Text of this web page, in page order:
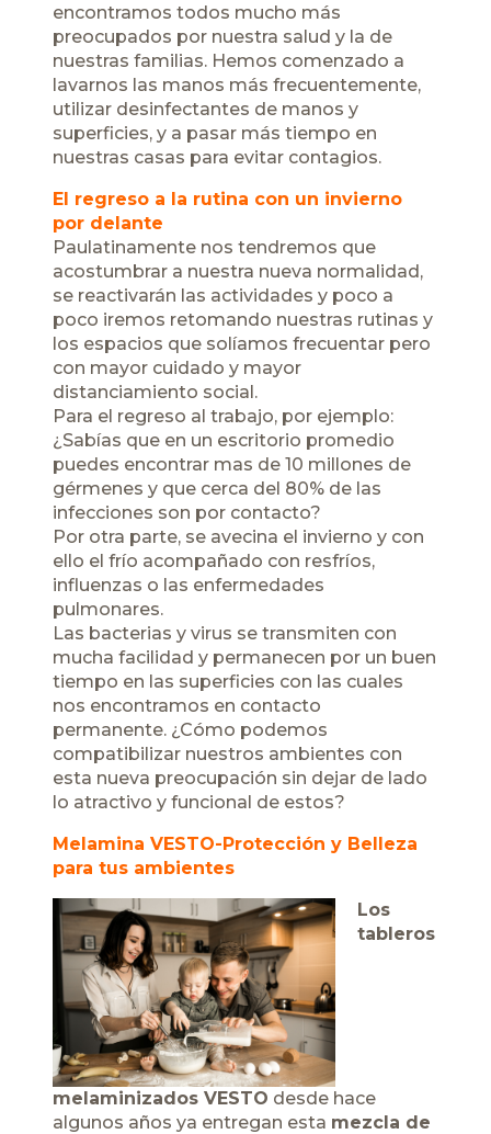
encontramos todos mucho más
preocupados por nuestra salud y la de
nuestras familias. Hemos comenzado a
lavarnos las manos más frecuentemente,
utilizar desinfectantes de manos y
superficies, y a pasar más tiempo en
nuestras casas para evitar contagios.
El regreso a la rutina con un invierno
por delante
Paulatinamente nos tendremos que
acostumbrar a nuestra nueva normalidad,
se reactivarán las actividades y poco a
poco iremos retomando nuestras rutinas y
los espacios que solíamos frecuentar pero
con mayor cuidado y mayor
distanciamiento social.
Para el regreso al trabajo, por ejemplo:
¿Sabías que en un escritorio promedio
puedes encontrar mas de 10 millones de
gérmenes y que cerca del 80% de las
infecciones son por contacto?
Por otra parte, se avecina el invierno y con
ello el frío acompañado con resfríos,
influenzas o las enfermedades
pulmonares.
Las bacterias y virus se transmiten con
mucha facilidad y permanecen por un buen
tiempo en las superficies con las cuales
nos encontramos en contacto
permanente. ¿Cómo podemos
compatibilizar nuestros ambientes con
esta nueva preocupación sin dejar de lado
lo atractivo y funcional de estos?
Melamina VESTO-Protección y Belleza
para tus ambientes
Los
tableros
melaminizados VESTO desde hace
algunos años ya entregan esta mezcla de